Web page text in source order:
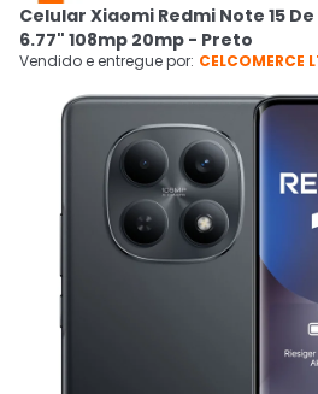
Cupons
Ativar tradutor em libras
CADASTRE-
Celular Xiaomi Redmi Note 15 De
6.77" 108mp 20mp - Preto
Vendido e entregue por: CELCOMERCE